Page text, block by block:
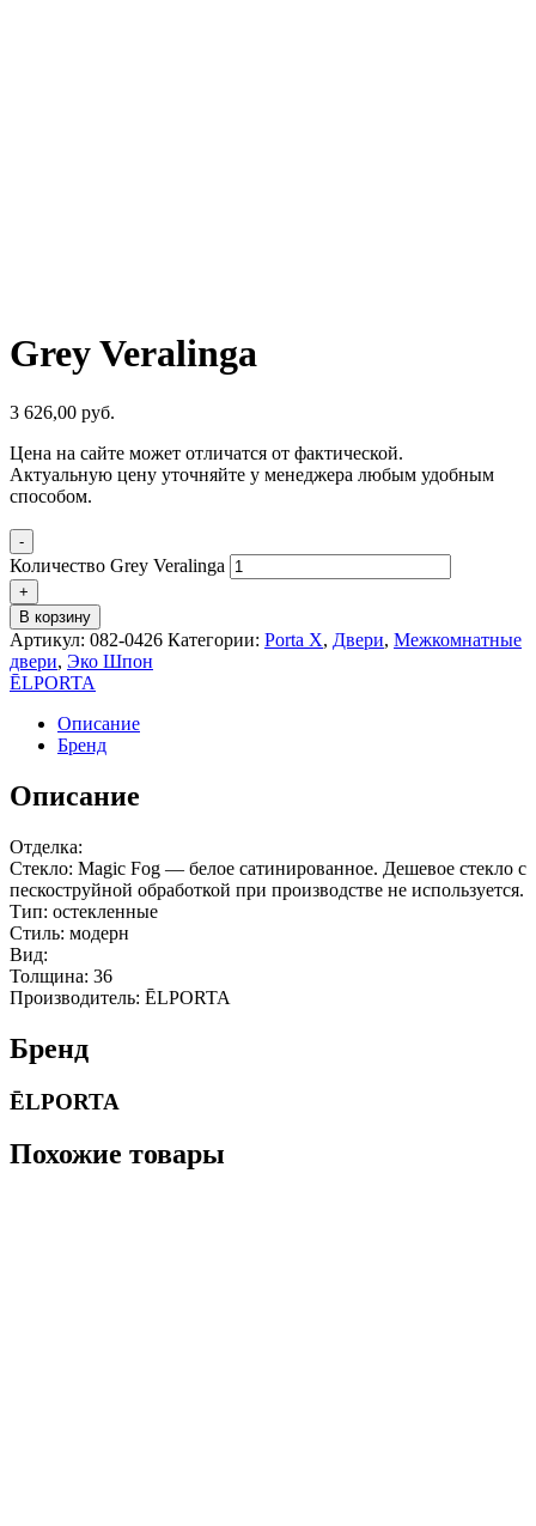
Grey Veralinga
3 626,00 руб.
Цена на сайте может отличатся от фактической.
Актуальную цену уточняйте у менеджера любым удобным
способом.
-
Количество Grey Veralinga
+
В корзину
Артикул: 082-0426 Категории: Porta X, Двери, Межкомнатные
двери, Эко Шпон
ĒLPORTA
Описание
Бренд
Описание
Отделка:
Стекло: Magic Fog — белое сатинированное. Дешевое стекло с
пескоструйной обработкой при производстве не используется.
Тип: остекленные
Стиль: модерн
Вид:
Толщина: 36
Производитель: ĒLPORTA
Бренд
ĒLPORTA
Похожие товары